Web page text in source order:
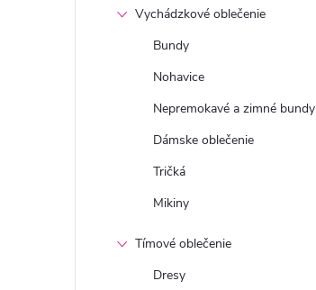
Vychádzkové oblečenie
Bundy
Nohavice
Nepremokavé a zimné bundy
Dámske oblečenie
Tričká
Mikiny
Tímové oblečenie
Dresy